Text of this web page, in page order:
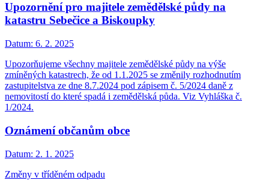
Upozornění pro majitele zemědělské půdy na
katastru Sebečice a Biskoupky
Datum: 6. 2. 2025
Upozorňujeme všechny majitele zemědělské půdy na výše
zmíněných katastrech, že od 1.1.2025 se změnily rozhodnutím
zastupitelstva ze dne 8.7.2024 pod zápisem č. 5/2024 daně z
nemovitostí do které spadá i zemědělská půda. Viz Vyhláška č.
1/2024.
Oznámení občanům obce
Datum: 2. 1. 2025
Změny v tříděném odpadu